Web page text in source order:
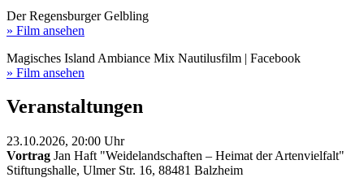
Der Regensburger Gelbling
» Film ansehen
Magisches Island Ambiance Mix Nautilusfilm | Facebook
» Film ansehen
Veranstaltungen
23.10.2026, 20:00 Uhr
Vortrag Jan Haft "Weidelandschaften – Heimat der Artenvielfalt"
Stiftungshalle, Ulmer Str. 16, 88481 Balzheim